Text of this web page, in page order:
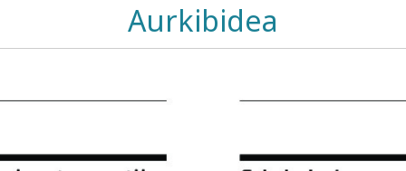
Aurkibidea